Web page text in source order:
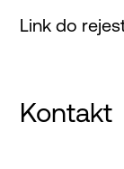
Link do
Kontakt